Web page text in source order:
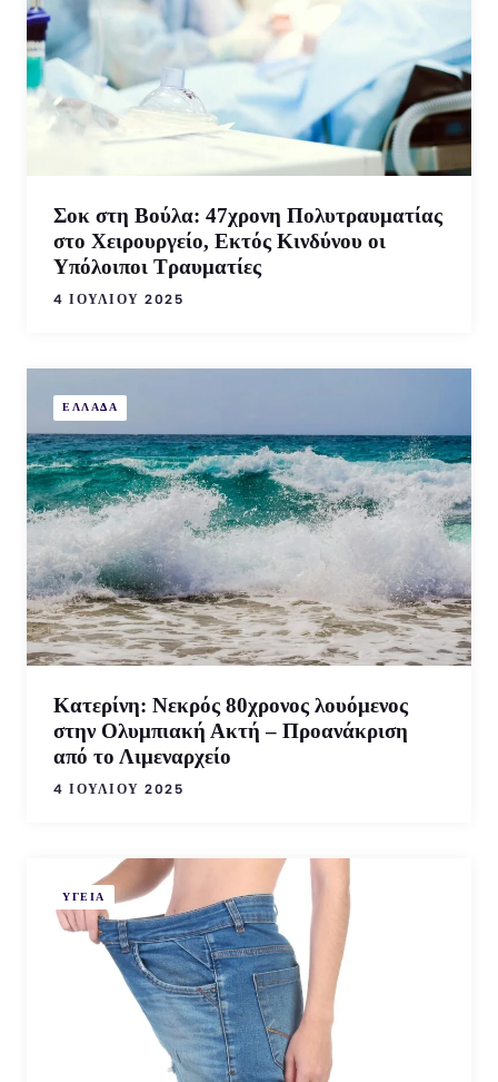
Σοκ στη Βούλα: 47χρονη Πολυτραυματίας
στο Χειρουργείο, Εκτός Κινδύνου οι
Υπόλοιποι Τραυματίες
4 ΙΟΥΛΊΟΥ 2025
ΕΛΛΑΔΑ
Κατερίνη: Νεκρός 80χρονος λουόμενος
στην Ολυμπιακή Ακτή – Προανάκριση
από το Λιμεναρχείο
4 ΙΟΥΛΊΟΥ 2025
ΥΓΕΙΑ